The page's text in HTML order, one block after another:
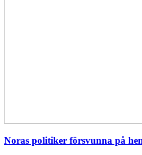
Noras politiker försvunna på